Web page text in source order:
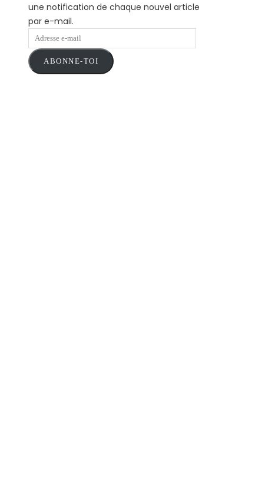
une notification de chaque nouvel article
par e-mail.
Adresse
e-
mailABONNE-TOI